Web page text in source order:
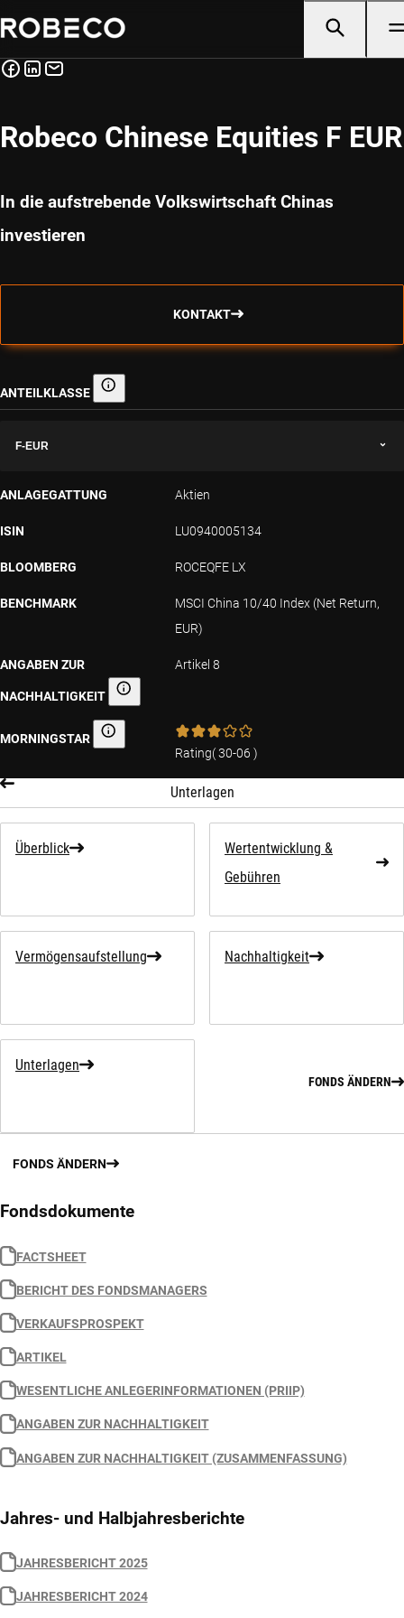
Robeco Chinese Equities F EUR
In die aufstrebende Volkswirtschaft Chinas
investieren
KONTAKT
ANTEILKLASSE Anteilklasse
F-EUR
ANLAGEGATTUNG Aktien
ISIN LU0940005134
BLOOMBERG ROCEQFE LX
BENCHMARK
MSCI China 10/40 Index (Net Return,
EUR)
ANGABEN ZUR
NACHHALTIGKEIT Angaben zur Nachhaltigkeit
Artikel 8
MORNINGSTAR Morningstar
Rating(30-06 )
Unterlagen
Überblick
Wertentwicklung &
Gebühren
Vermögensaufstellung Nachhaltigkeit
Unterlagen
FONDS ÄNDERN
FONDS ÄNDERN
Fondsdokumente
FACTSHEET
BERICHT DES FONDSMANAGERS
VERKAUFSPROSPEKT
ARTIKEL
WESENTLICHE ANLEGERINFORMATIONEN (PRIIP)
ANGABEN ZUR NACHHALTIGKEIT
ANGABEN ZUR NACHHALTIGKEIT (ZUSAMMENFASSUNG)
Jahres- und Halbjahresberichte
JAHRESBERICHT 2025
JAHRESBERICHT 2024